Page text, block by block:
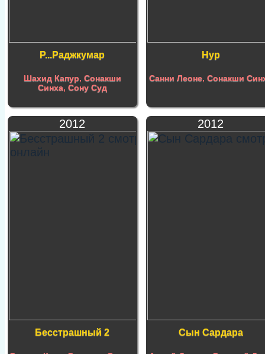
Р...Раджкумар
Шахид Капур, Сонакши
Синха, Сону Суд
Нур
Санни Леоне,Сонакши
2012
Бесстрашный 2
2012
Сын Сардара